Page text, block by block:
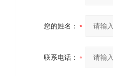
您的姓名：
联系电话：